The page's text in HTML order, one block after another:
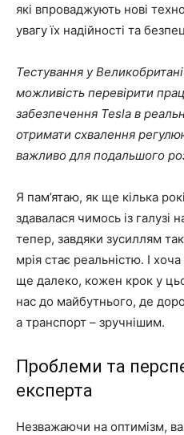
які впроваджують нові
увагу їх надійності та
Тестування у
можливість перевірити
забезпечення Tesla в
отримати схвалення
важливо для подальшого
Я пам’ятаю, як ще кілька
здавалася чимось із галузі
тепер, завдяки зусиллям
мрія стає реальністю. І
ще далеко, кожен крок у
нас до майбутнього, де
а транспорт – зручнішим.
Проблеми та
експерта
Незважаючи на оптимізм,